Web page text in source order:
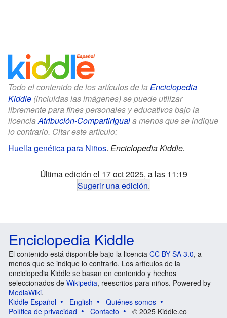
Todo el contenido de los artículos de la Enciclopedia
Kiddle (incluidas las imágenes) se puede utilizar
libremente para fines personales y educativos bajo la
licenciaAtribución-CompartirIguala menos que se indique
lo contrario. Citar este artículo:
Huella genética para Niños. Enciclopedia Kiddle.
Última edición el 17 oct 2025, a las 11:19
Sugerir una edición.
Enciclopedia Kiddle
El contenido está disponible bajo la licencia CC BY-SA 3.0, a
menos que se indique lo contrario. Los artículos de la
enciclopedia Kiddle se basan en contenido y hechos
seleccionados de Wikipedia, reescritos para niños. Powered by
MediaWiki.
Kiddle Español
English
Quiénes somos
Política de privacidad
Contacto © 2025 Kiddle.co